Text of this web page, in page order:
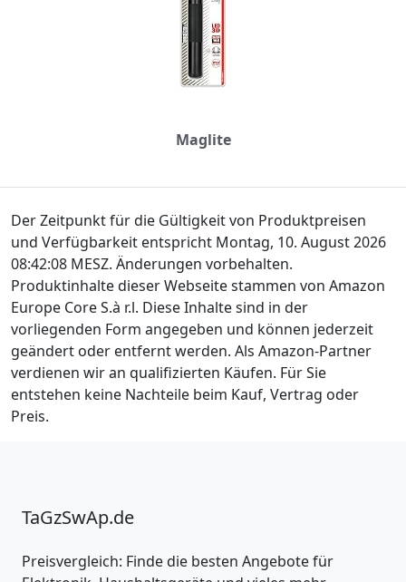
Maglite
Der Zeitpunkt für die Gültigkeit von Produktpreisen
und Verfügbarkeit entspricht Montag, 10. August 2026
08:42:08 MESZ. Änderungen vorbehalten.
Produktinhalte dieser Webseite stammen von Amazon
Europe Core S.à r.l. Diese Inhalte sind in der
vorliegenden Form angegeben und können jederzeit
geändert oder entfernt werden. Als Amazon-Partner
verdienen wir an qualifizierten Käufen. Für Sie
entstehen keine Nachteile beim Kauf, Vertrag oder
Preis.
TaGzSwAp.de
Preisvergleich: Finde die besten Angebote für